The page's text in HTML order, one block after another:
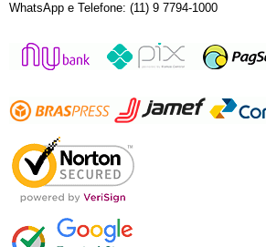
WhatsApp e Telefone: (11) 9 7794-1000